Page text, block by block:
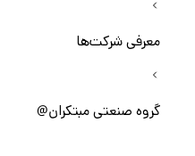
معرفی شرکت‌ها
گروه صنعتی مبتکران@